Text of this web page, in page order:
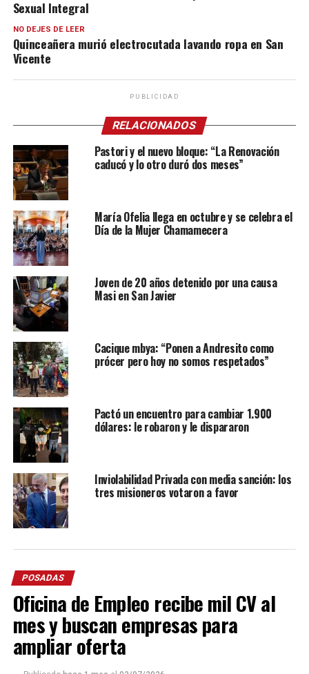
Sexual Integral
NO DEJES DE LEER
Quinceañera murió electrocutada lavando ropa en San
Vicente
PUBLICIDAD
RELACIONADOS
Pastori y el nuevo bloque: “La Renovación
caducó y lo otro duró dos meses”
María Ofelia llega en octubre y se celebra el
Día de la Mujer Chamamecera
Joven de 20 años detenido por una causa
Masi en San Javier
Cacique mbya: “Ponen a Andresito como
prócer pero hoy no somos respetados”
Pactó un encuentro para cambiar 1.900
dólares: le robaron y le dispararon
Inviolabilidad Privada con media sanción: los
tres misioneros votaron a favor
POSADAS
Oficina de Empleo recibe mil CV al
mes y buscan empresas para
ampliar oferta